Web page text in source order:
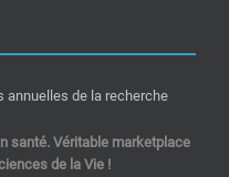
santé. Véritable marketplace
de la Vie !